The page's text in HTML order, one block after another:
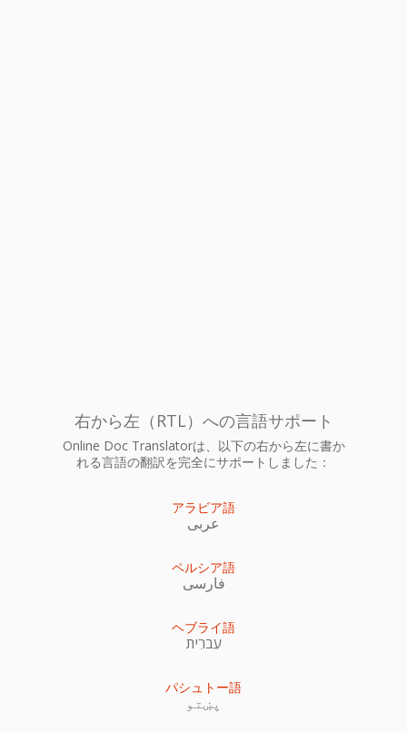
右から左（RTL）への言語サポート
Online Doc Translatorは、以下の右から左に書か
れる言語の翻訳を完全にサポートしました：
アラビア語
عربى
ペルシア語
فارسی
ヘブライ語
עִברִית
パシュトー語
پښتو